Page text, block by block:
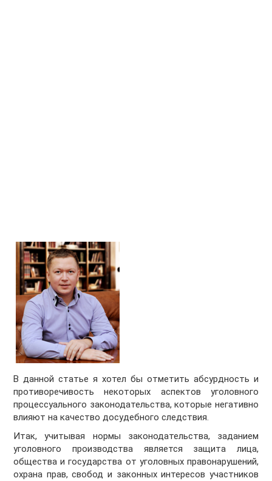
В данной статье я хотел бы отметить абсурдность и
противоречивость некоторых аспектов уголовного
процессуального законодательства, которые негативно
влияют на качество досудебного следствия.
Итак, учитывая нормы законодательства, заданием
уголовного производства является защита лица,
общества и государства от уголовных правонарушений,
охрана прав, свобод и законных интересов участников